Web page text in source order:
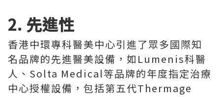
2. 先進性
香港中環專科醫美中心引進了眾多國際知
名品牌的先進醫美設備，如Lumenis科醫
人、Solta Medical等品牌的年度指定治療
中心授權設備，包括第五代Thermage